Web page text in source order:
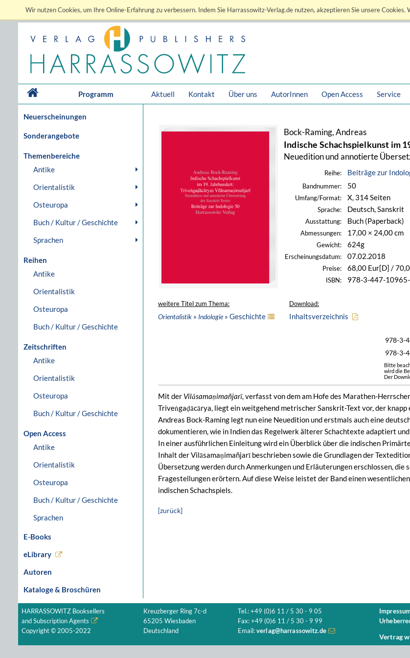
Wir nutzen Cookies, um Ihre Online-Erfahrung zu verbessern. Indem Sie Harrassowitz-Verlag.de nutzen, akzeptieren Sie unsere
Programm Aktuell Kontakt Über uns AutorInnen Open Access Service
Neuerscheinungen
Sonderangebote
Themenbereiche
Antike
Orientalistik
Osteuropa
Buch / Kultur / Geschichte
Sprachen
Reihen
Antike
Orientalistik
Osteuropa
Buch / Kultur / Geschichte
Zeitschriften
Antike
Orientalistik
Osteuropa
Buch / Kultur / Geschichte
Open Access
Antike
Orientalistik
Osteuropa
Buch / Kultur / Geschichte
Sprachen
E-Books
eLibrary
Autoren
Kataloge & Broschüren
Bock-Raming, Andreas
Indische Schachspielkunst im
Neuedition und annotierte
Reihe: Beiträge zur
Bandnummer: 50
Umfang/Format: X, 314 Seiten
Sprache: Deutsch, Sanskrit
Ausstattung: Buch (Paperback)
Abmessungen: 17,00 × 24,00 cm
Gewicht: 624g
Erscheinungsdatum: 07.02.2018
Preise: 68,00 Eur[D] /
ISBN: 978-3-447-
weitere Titel zum Thema:
Orientalistik » Indologie» Geschichte
Download:
Inhaltsverzeichnis
978-3-
978-3-
Bitte
wird die
Der
Mit der Vilāsamaṇimañjarī, verfasst von dem am Hofe des Marathen-
Triveṅgaḍācārya, liegt ein weitgehend metrischer Sanskrit-Text vor, der
Andreas Bock-Raming legt nun eine Neuedition und erstmals auch eine
dokumentieren, wie in Indien das Regelwerk älterer Schachtexte adaptiert
In einer ausführlichen Einleitung wird ein Überblick über die indischen
Inhalt der Vilāsamaṇimañjarī beschrieben sowie die Grundlagen der
Übersetzung werden durch Anmerkungen und Erläuterungen erschlossen,
Fragestellungen erörtern. Auf diese Weise leistet der Band einen
indischen Schachspiels.
[zurück]
HARRASSOWITZ Booksellers
and Subscription Agents
Copyright © 2005-2022
Kreuzberger Ring 7c-d
65205 Wiesbaden
Deutschland
Tel.: +49 (0)6 11 / 5 30 - 9 05
Fax: +49 (0)6 11 / 5 30 - 9 99
Email: verlag@harrassowitz.de
Vertrag